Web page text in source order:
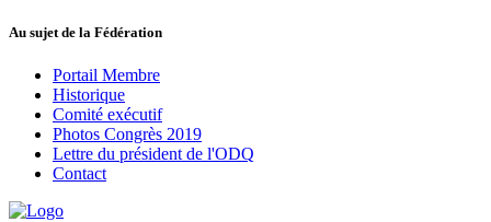
Au sujet de la Fédération
Portail Membre
Historique
Comité exécutif
Photos Congrès 2019
Lettre du président de l'ODQ
Contact